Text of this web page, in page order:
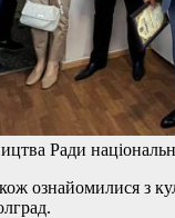
Ради
ознайомилися з